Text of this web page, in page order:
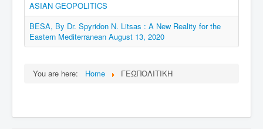
ASIAN GEOPOLITICS
BESA, By Dr. Spyridon N. Litsas : A New Reality for the
Eastern Mediterranean August 13, 2020
You are here: Home ΓΕΩΠΟΛΙΤΙΚΗ